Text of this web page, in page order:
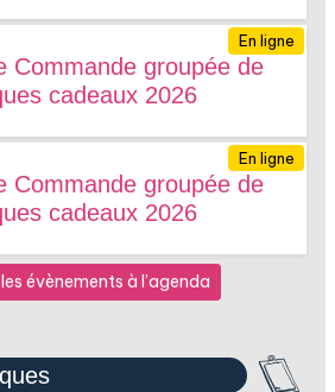
Commande groupée de
cadeaux 2026
En ligne
Commande groupée de
cadeaux 2026
En ligne
évènements à l’agenda